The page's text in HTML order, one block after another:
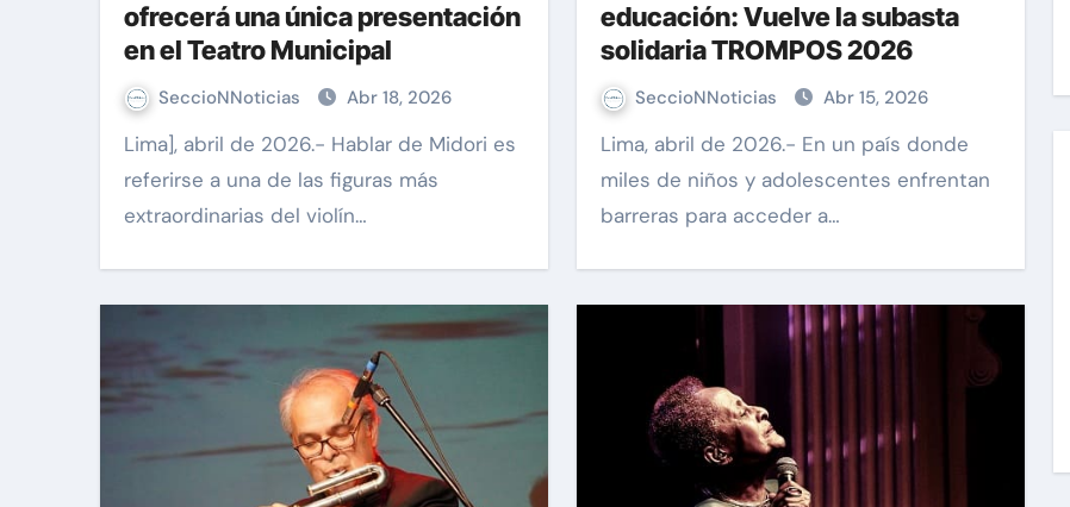
ofrecerá una única presentación
en el Teatro Municipal
SeccioNNoticias Abr 18, 2026
Lima], abril de 2026.- Hablar de Midori es
referirse a una de las figuras más
extraordinarias del violín…
educación: Vuelve la subasta
solidaria TROMPOS 2026
SeccioNNoticias Abr 15, 2026
Lima, abril de 2026.- En un país donde
miles de niños y adolescentes enfrentan
barreras para acceder a…